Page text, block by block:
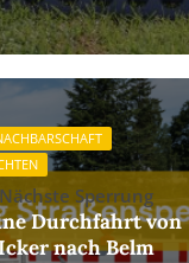
Nächste Sperrung
Durchfahrt von
nach Belm